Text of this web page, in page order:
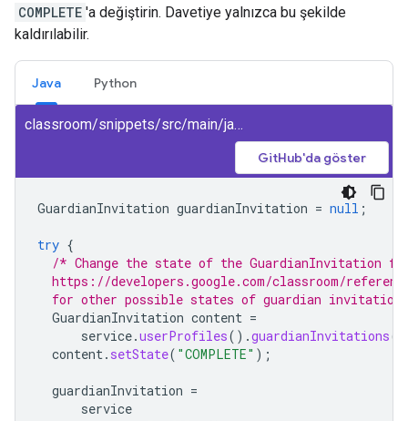
COMPLETE 'a değiştirin. Davetiye yalnızca bu şekilde
kaldırılabilir.
Java Python
classroom/snippets/src/main/java/CancelGuardianInvitation.java
GitHub'da göster
GuardianInvitation guardianInvitation = null ;
try {
/* Change the state of the GuardianInvitation from
https://developers.google.com/classroom/
for other possible states of guardian
GuardianInvitation content =
service.userProfiles().guardianInvitations
content . setState( "COMPLETE" );
guardianInvitation =
service